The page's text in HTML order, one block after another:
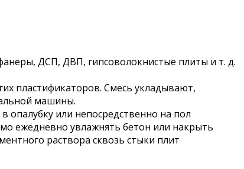
ДСП, ДВП, гипсоволокнистые плиты и т. д.
пластификаторов. Смесь укладывают,
машины.
опалубку или непосредственно на пол
ежедневно увлажнять бетон или накрыть
раствора сквозь стыки плит